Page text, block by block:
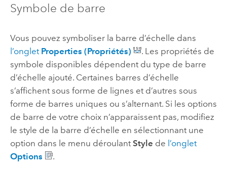
Symbole de barre
Vous pouvez symboliser la barre d’échelle dans
l’onglet Properties (Propriétés)
. Les propriétés de
symbole disponibles dépendent du type de barre
d’échelle ajouté. Certaines barres d’échelle
s’affichent sous forme de lignes et d’autres sous
forme de barres uniques ou s’alternant. Si les options
de barre de votre choix n’apparaissent pas, modifiez
le style de la barre d’échelle en sélectionnant une
option dans le menu déroulant Style de l’onglet
Options
.